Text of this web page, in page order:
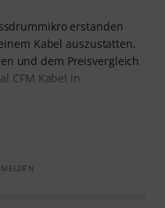
erstanden
Kabel auszustatten.
und dem Preisvergleich
CFM Kabel in